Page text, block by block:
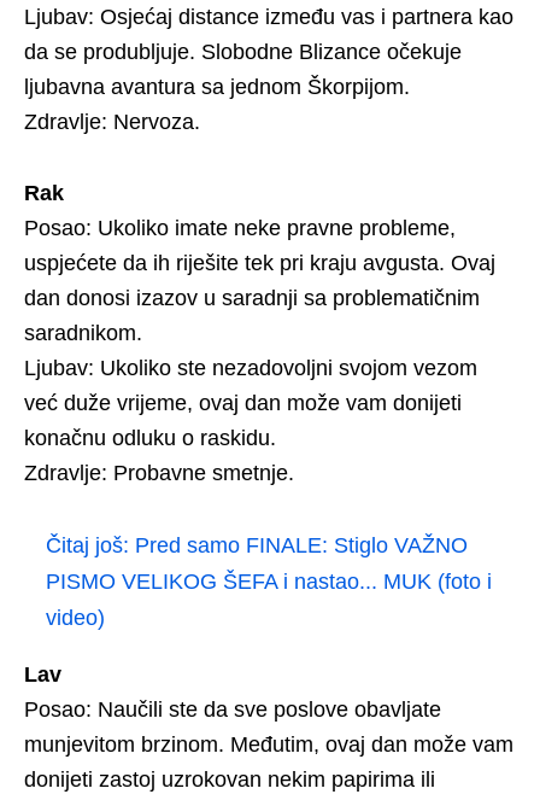
Ljubav: Osjećaj distance između vas i partnera kao
da se produbljuje. Slobodne Blizance očekuje
ljubavna avantura sa jednom Škorpijom.
Zdravlje: Nervoza.
Rak
Posao: Ukoliko imate neke pravne probleme,
uspjećete da ih riješite tek pri kraju avgusta. Ovaj
dan donosi izazov u saradnji sa problematičnim
saradnikom.
Ljubav: Ukoliko ste nezadovoljni svojom vezom
već duže vrijeme, ovaj dan može vam donijeti
konačnu odluku o raskidu.
Zdravlje: Probavne smetnje.
Čitaj još: Pred samo FINALE: Stiglo VAŽNO
PISMO VELIKOG ŠEFA i nastao... MUK (foto i
video)
Lav
Posao: Naučili ste da sve poslove obavljate
munjevitom brzinom. Međutim, ovaj dan može vam
donijeti zastoj uzrokovan nekim papirima ili